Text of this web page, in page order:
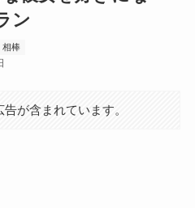
ン
相棒
が含まれています。